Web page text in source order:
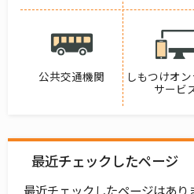
公共交通機関
しもつけオ
サービ
最近チェックしたページ
最近チェックしたページはあり